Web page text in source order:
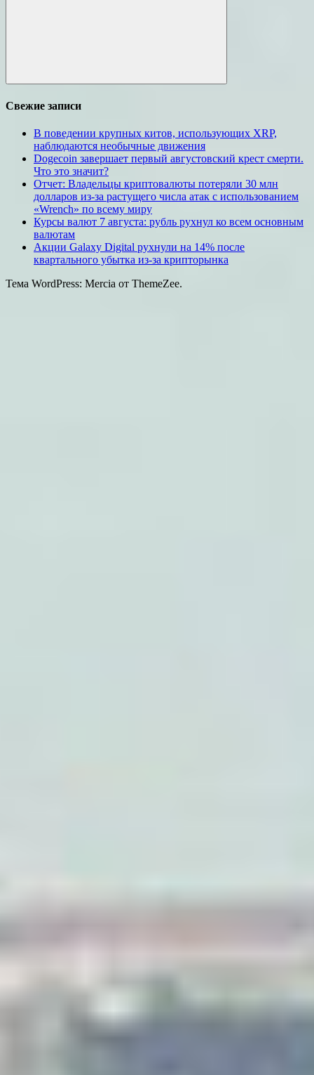
Поиск
Свежие записи
В поведении крупных китов, использующих XRP,
наблюдаются необычные движения
Dogecoin завершает первый августовский крест смерти.
Что это значит?
Отчет: Владельцы криптовалюты потеряли 30 млн
долларов из-за растущего числа атак с использованием
«Wrench» по всему миру
Курсы валют 7 августа: рубль рухнул ко всем основным
валютам
Акции Galaxy Digital рухнули на 14% после
квартального убытка из-за крипторынка
Тема WordPress: Mercia от ThemeZee.